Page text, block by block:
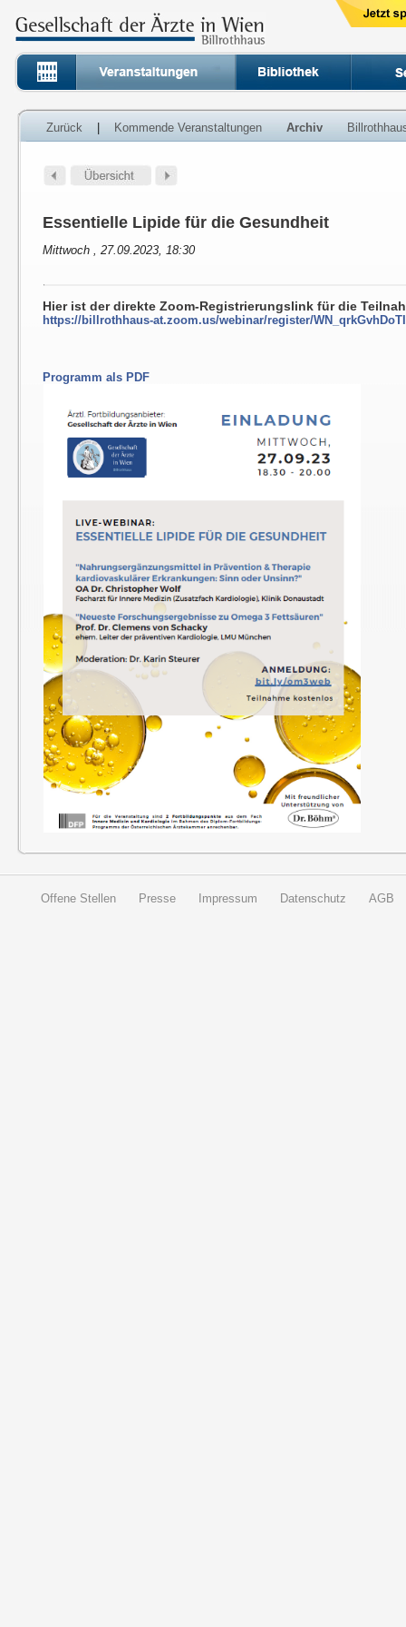
Zurück Kommende Veranstaltungen Archiv
Essentielle Lipide für die Gesundheit
Mittwoch , 27.09.2023, 18:30
Hier ist der direkte Zoom-Registrierungslink für die
https://billrothhaus-at.zoom.us/webinar/register/
Programm als PDF
Offene Stellen Presse Impressum Datenschutz AGB